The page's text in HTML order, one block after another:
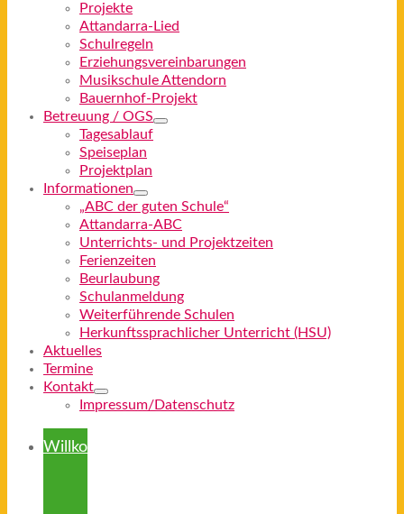
Projekte
Attandarra-Lied
Schulregeln
Erziehungsvereinbarungen
Musikschule Attendorn
Bauernhof-Projekt
Betreuung / OGS
Tagesablauf
Speiseplan
Projektplan
Informationen
„ABC der guten Schule“
Attandarra-ABC
Unterrichts- und Projektzeiten
Ferienzeiten
Beurlaubung
Schulanmeldung
Weiterführende Schulen
Herkunftssprachlicher Unterricht (HSU)
Aktuelles
Termine
Kontakt
Impressum/Datenschutz
Willkommen